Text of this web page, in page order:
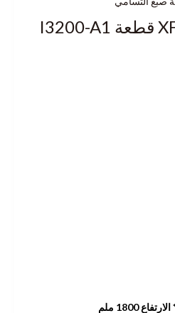
XF-19E15PRO 15 قطعة I3200-A1